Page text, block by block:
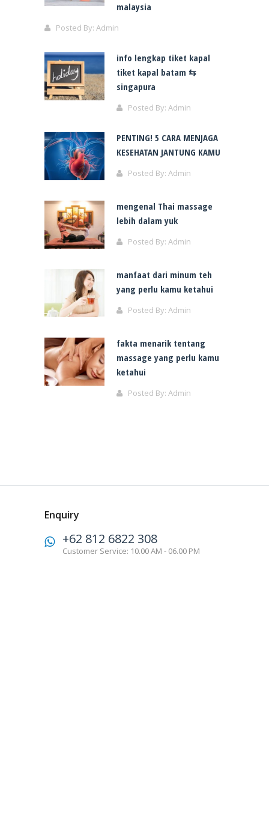
malaysia
Posted By: Admin
info lengkap tiket kapal
tiket kapal batam ⇆
singapura
Posted By: Admin
PENTING! 5 CARA MENJAGA
KESEHATAN JANTUNG KAMU
Posted By: Admin
mengenal Thai massage
lebih dalam yuk
Posted By: Admin
manfaat dari minum teh
yang perlu kamu ketahui
Posted By: Admin
fakta menarik tentang
massage yang perlu kamu
ketahui
Posted By: Admin
Enquiry
+62 812 6822 308
Customer Service: 10.00 AM - 06.00 PM